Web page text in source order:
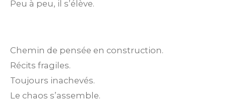
Peu à peu, il s’élève.
Chemin de pensée en construction.
Récits fragiles.
Toujours inachevés.
Le chaos s’assemble.